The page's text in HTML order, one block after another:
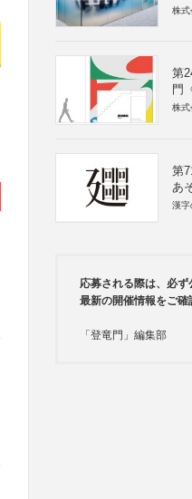
株式
第
門
株式
第
あ
漢字
応募される際は、必
最新の開催情報をご確
「登竜門」編集部